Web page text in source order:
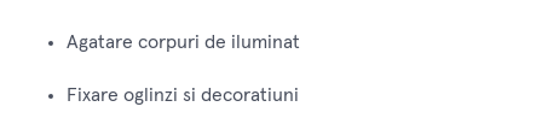
Agatare corpuri de iluminat
Fixare oglinzi si decoratiuni